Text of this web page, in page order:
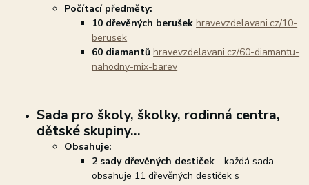
Počítací předměty:
10 dřevěných berušekhravevzdelavani.cz/10-
berusek
60 diamantůhravevzdelavani.cz/60-diamantu-
nahodny-mix-barev
Sada pro školy, školky, rodinná centra,
dětské skupiny...
Obsahuje:
2 sady dřevěných destiček - každá sada
obsahuje 11 dřevěných destiček s